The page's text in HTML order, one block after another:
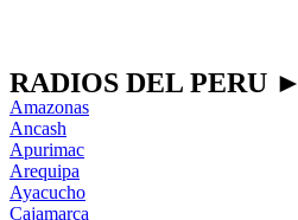
RADIOS DEL PERU ►
Amazonas
Ancash
Apurimac
Arequipa
Ayacucho
Cajamarca